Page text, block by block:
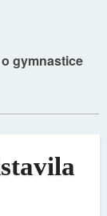
gymnastice